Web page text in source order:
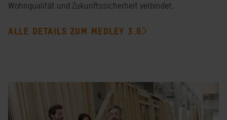
Wohnqualität und Zukunftssicherheit verbindet.
ALLE DETAILS ZUM MEDLEY 3.0